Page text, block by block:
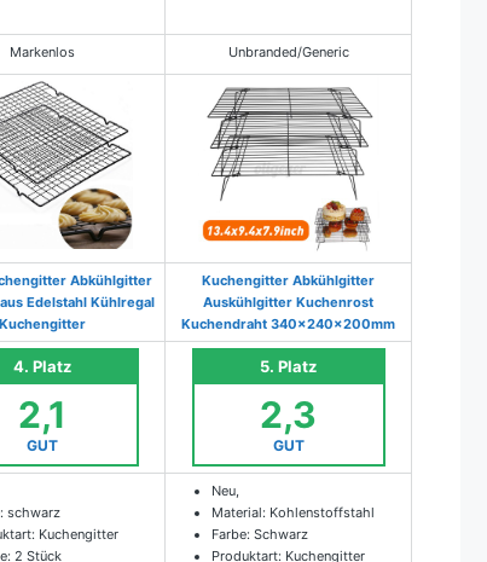
Markenlos Unbranded/Generic
Abkühlgitter
Edelstahl Kühlregal
Kuchengitter
Kuchengitter Abkühlgitter
Auskühlgitter Kuchenrost
Kuchendraht 340x240x200mm
4. Platz
2,1
GUT
5. Platz
2,3
GUT
schwarz
Kuchengitter
2 Stück
Neu,
Material: Kohlenstoffstahl
Farbe: Schwarz
Produktart: Kuchengitter